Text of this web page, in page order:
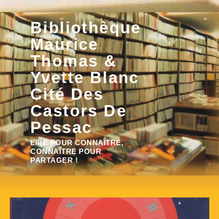
Aller
au
contenuBibliothèque
Maurice
Thomas &
Yvette Blanc
Cité Des
Castors De
Pessac
LIRE POUR CONNAÎTRE,
CONNAÎTRE POUR
PARTAGER !
Rechercher :